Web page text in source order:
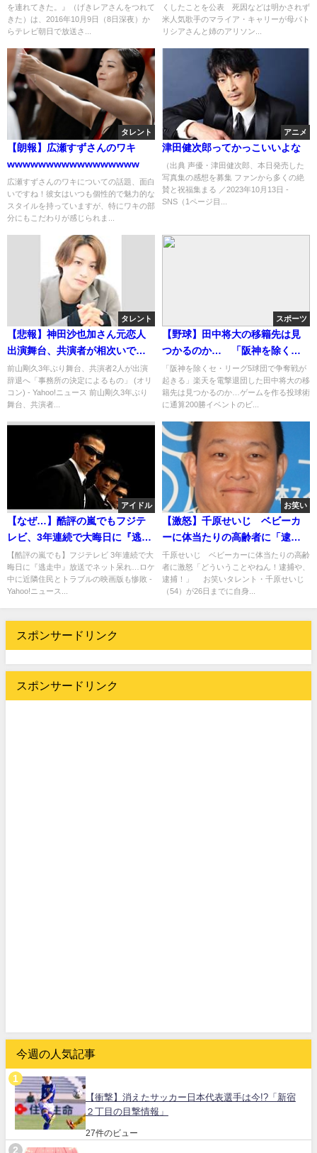
Дﾟ)
を連れてきた。』（げきレアさんをつれて
きた）は、2016年10月9日（8日深夜）か
らテレビ朝日で放送さ...
くしたことを公表 死因などは明かされず
米人気歌手のマライア・キャリーが母パト
リシアさんと姉のアリソン...
タレント
【朗報】広瀬すずさんのワキ
wwwwwwwwwwwwwwwww
広瀬すずさんのワキについての話題、面白
いですね！彼女はいつも個性的で魅力的な
スタイルを持っていますが、特にワキの部
分にもこだわりが感じられま...
アニメ
津田健次郎ってかっこいいよな
（出典 声優・津田健次郎、本日発売した
写真集の感想を募集 ファンから多くの絶
賛と祝福集まる ／2023年10月13日 -
SNS（1ページ目...
タレント
【悲報】神田沙也加さん元恋人
出演舞台、共演者が相次いで出
演辞退してしまう・・・
前山剛久3年ぶり舞台、共演者2人が出演
辞退へ「事務所の決定によるもの」 (オリ
コン) - Yahoo!ニュース 前山剛久3年ぶり
舞台、共演者...
スポーツ
【野球】田中将大の移籍先は見
つかるのか… 「阪神を除く
セ・リーグ5球団で争奪戦が起き
る」ビジネス的な旨みも
「阪神を除くセ・リーグ5球団で争奪戦が
起きる」楽天を電撃退団した田中将大の移
籍先は見つかるのか…ゲームを作る投球術
に通算200勝イベントのビ...
アイドル
【なぜ…】酷評の嵐でもフジテ
レビ、3年連続で大晦日に『逃走
中』放送…ロケ中に近隣住民と
トラブル
【酷評の嵐でも】フジテレビ 3年連続で大
晦日に『逃走中』放送でネット呆れ…ロケ
中に近隣住民とトラブルの映画版も惨敗 -
Yahoo!ニュース...
お笑い
【激怒】千原せいじ ベビーカ
ーに体当たりの高齢者に「逮捕
や!」「世間に必要のないじいさ
んやねん」
千原せいじ ベビーカーに体当たりの高齢
者に激怒「どういうことやねん！逮捕や、
逮捕！」 お笑いタレント・千原せいじ
（54）が26日までに自身...
スポンサードリンク
スポンサードリンク
今週の人気記事
【衝撃】消えたサッカー日本代表選手は今!?「新宿
２丁目の目撃情報」
27件のビュー